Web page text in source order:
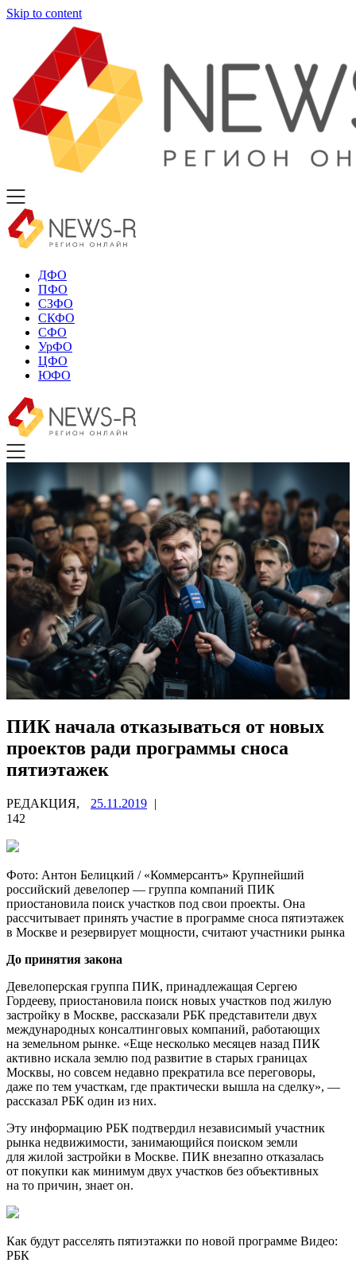
Skip to content
ДФО
ПФО
СЗФО
СКФО
СФО
УрФО
ЦФО
ЮФО
ПИК начала отказываться от новых
проектов ради программы сноса
пятиэтажек
РЕДАКЦИЯ, 25.11.2019 |
142
Фото: Антон Белицкий / «Коммерсантъ» Крупнейший
российский девелопер — группа компаний ПИК
приостановила поиск участков под свои проекты. Она
рассчитывает принять участие в программе сноса пятиэтажек
в Москве и резервирует мощности, считают участники рынка
До принятия закона
Девелоперская группа ПИК, принадлежащая Сергею
Гордееву, приостановила поиск новых участков под жилую
застройку в Москве, рассказали РБК представители двух
международных консалтинговых компаний, работающих
на земельном рынке. «Еще несколько месяцев назад ПИК
активно искала землю под развитие в старых границах
Москвы, но совсем недавно прекратила все переговоры,
даже по тем участкам, где практически вышла на сделку», —
рассказал РБК один из них.
Эту информацию РБК подтвердил независимый участник
рынка недвижимости, занимающийся поиском земли
для жилой застройки в Москве. ПИК внезапно отказалась
от покупки как минимум двух участков без объективных
на то причин, знает он.
Как будут расселять пятиэтажки по новой программе Видео:
РБК